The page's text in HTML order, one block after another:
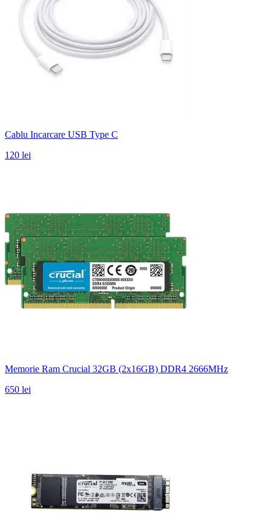
Cablu Incarcare USB Type C
120 lei
Memorie Ram Crucial 32GB (2x16GB) DDR4 2666MHz
650 lei